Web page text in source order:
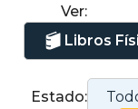
Ver:
Libros
Estado: